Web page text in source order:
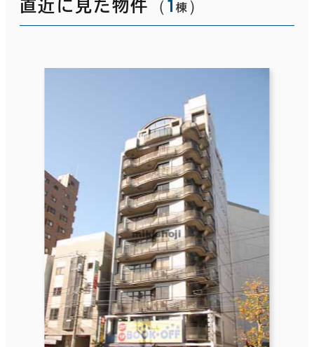
直近に見た物件 （1 棟 ）